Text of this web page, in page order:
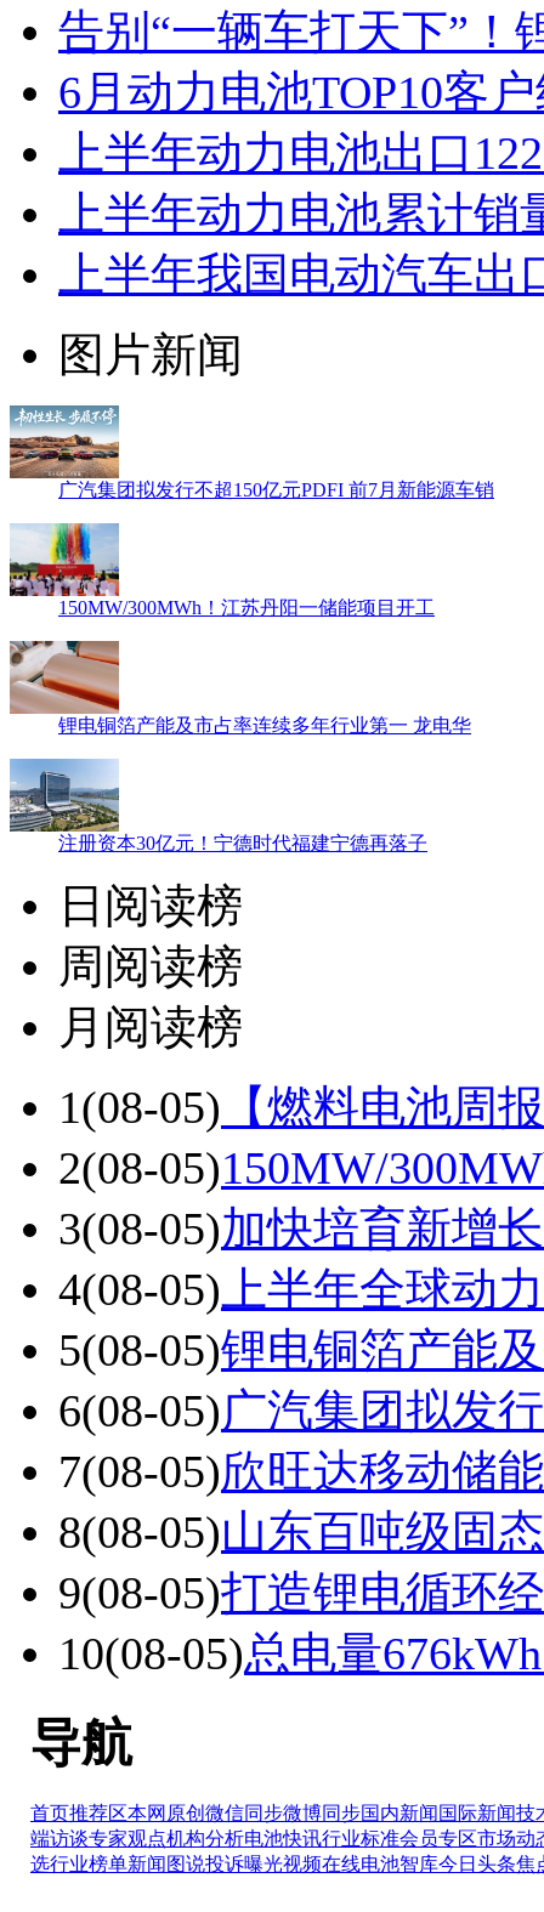
告别“一辆车打天下”！
6月动力电池TOP10客
上半年动力电池出口
上半年动力电池累计
上半年我国电动汽车
图片新闻
广汽集团拟发行不超150亿元PDFI 前7月新能源车销
150MW/300MWh！江苏丹阳一储能项目开工
锂电铜箔产能及市占率连续多年行业第一 龙电华
注册资本30亿元！宁德时代福建宁德再落子
日阅读榜
周阅读榜
月阅读榜
1(08-05) 【燃料电池周
2(08-05)150MW/
3(08-05)加快培育新增
4(08-05) 上半年全球动
5(08-05)锂电铜箔产能
6(08-05)广汽集团拟发
7(08-05)欣旺达移动储
8(08-05)山东百吨级固
9(08-05)打造锂电循环
10(08-05)总电量
导航
首页推荐区本网原创 微信同步微博同步国内新闻 国际新闻技
端访谈专家观点机构分析电池快讯行业标准会员专区市场动
选行业榜单新闻图说投诉曝光视频在线电池智库今日头条焦